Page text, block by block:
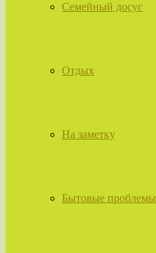
Семейный досуг
Отдых
На заметку
Бытовые проблемы